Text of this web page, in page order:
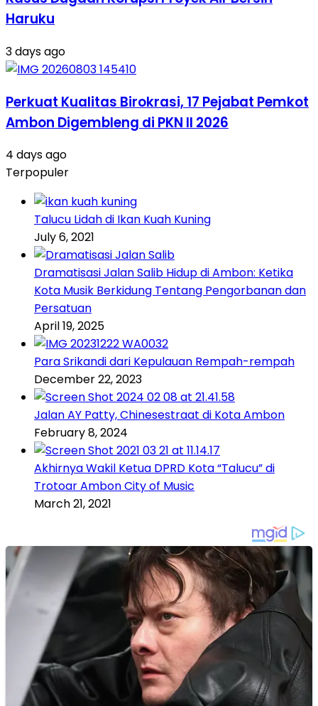
Haruku
3 days ago
Perkuat Kualitas Birokrasi, 17 Pejabat Pemkot
Ambon Digembleng di PKN II 2026
4 days ago
Terpopuler
Talucu Lidah di Ikan Kuah Kuning
July 6, 2021
Dramatisasi Jalan Salib Hidup di Ambon: Ketika
Kota Musik Berkidung Tentang Pengorbanan dan
Persatuan
April 19, 2025
Para Srikandi dari Kepulauan Rempah-rempah
December 22, 2023
Jalan AY Patty, Chinesestraat di Kota Ambon
February 8, 2024
Akhirnya Wakil Ketua DPRD Kota “Talucu” di
Trotoar Ambon City of Music
March 21, 2021